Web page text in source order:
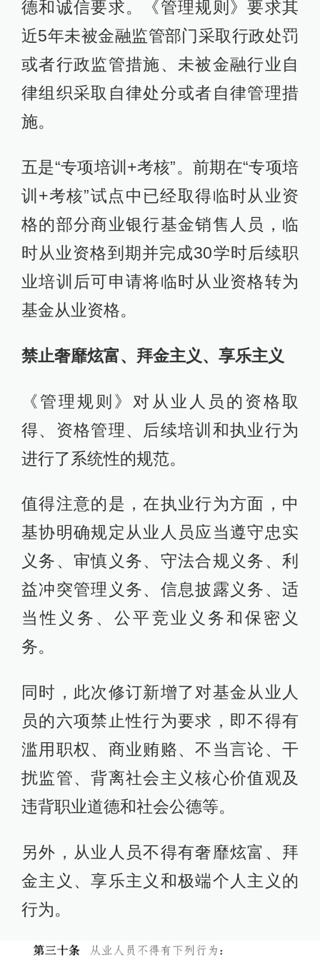
德和诚信要求。《管理规则》要求其
近5年未被金融监管部门采取行政处罚
或者行政监管措施、未被金融行业自
律组织采取自律处分或者自律管理措
施。
五是“专项培训+考核”。前期在“专项培
训+考核”试点中已经取得临时从业资
格的部分商业银行基金销售人员，临
时从业资格到期并完成30学时后续职
业培训后可申请将临时从业资格转为
基金从业资格。
禁止奢靡炫富、拜金主义、享乐主义
《管理规则》对从业人员的资格取
得、资格管理、后续培训和执业行为
进行了系统性的规范。
值得注意的是，在执业行为方面，中
基协明确规定从业人员应当遵守忠实
义务、审慎义务、守法合规义务、利
益冲突管理义务、信息披露义务、适
当性义务、公平竞业义务和保密义
务。
同时，此次修订新增了对基金从业人
员的六项禁止性行为要求，即不得有
滥用职权、商业贿赂、不当言论、干
扰监管、背离社会主义核心价值观及
违背职业道德和社会公德等。
另外，从业人员不得有奢靡炫富、拜
金主义、享乐主义和极端个人主义的
行为。